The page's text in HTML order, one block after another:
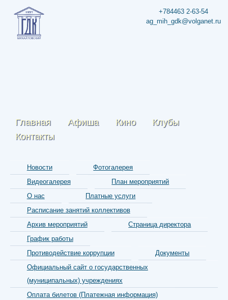
+784463 2-63-54
ag_mih_gdk@volganet.ru
Главная Афиша Кино
Клубы
Контакты
Новости
Фотогалерея
Видеогалерея
План мероприятий
О нас
Платные услуги
Расписание занятий коллективов
Архив мероприятий
Страница директора
График работы
Противодействие коррупции
Документы
Официальный сайт о государственных
(муниципальных) учреждениях
Оплата билетов (Платежная информация)